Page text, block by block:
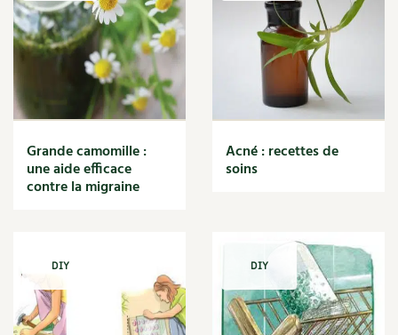
Grande camomille :
une aide efficace
contre la migraine
Acné : recettes de
soins
DIY DIY